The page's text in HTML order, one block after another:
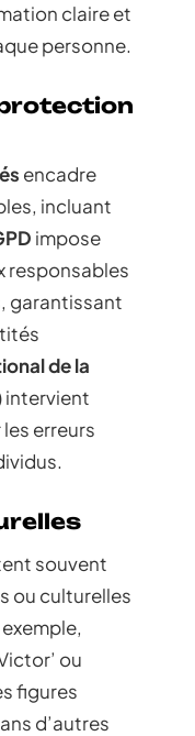
claire et
personne.
encadre
incluant
impose
responsables
garantissant
de la
intervient
erreurs
souvent
ou culturelles
ou
figures
d’autres